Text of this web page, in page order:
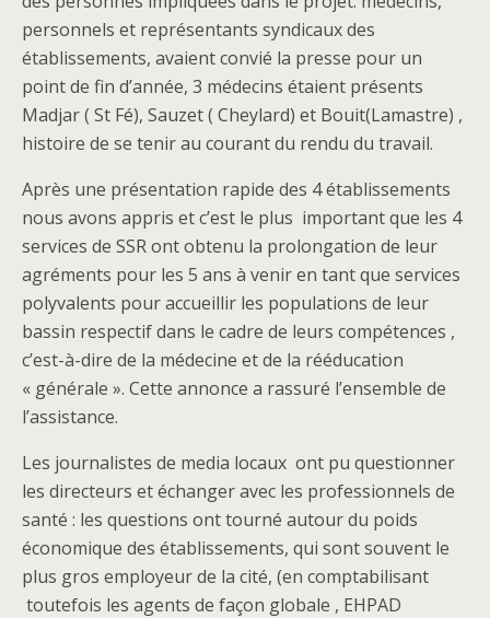
personnels et représentants syndicaux des
établissements, avaient convié la presse pour un
point de fin d’année, 3 médecins étaient présents
Madjar ( St Fé), Sauzet ( Cheylard) et Bouit(Lamastre) ,
histoire de se tenir au courant du rendu du travail.
Après une présentation rapide des 4 établissements
nous avons appris et c’est le plus important que les 4
services de SSR ont obtenu la prolongation de leur
agréments pour les 5 ans à venir en tant que services
polyvalents pour accueillir les populations de leur
bassin respectif dans le cadre de leurs compétences ,
c’est-à-dire de la médecine et de la rééducation
« générale ». Cette annonce a rassuré l’ensemble de
l’assistance.
Les journalistes de media locaux ont pu questionner
les directeurs et échanger avec les professionnels de
santé : les questions ont tourné autour du poids
économique des établissements, qui sont souvent le
plus gros employeur de la cité, (en comptabilisant
toutefois les agents de façon globale , EHPAD